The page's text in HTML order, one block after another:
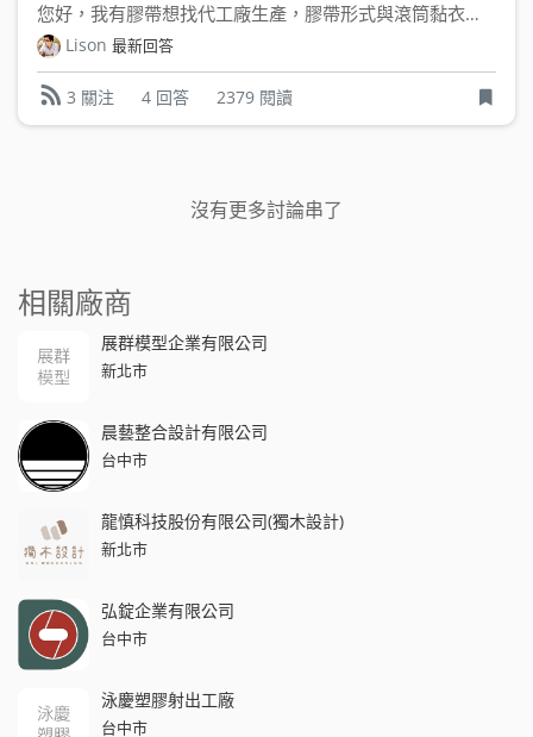
您好，我有膠帶想找代工廠生產，膠帶形式與滾筒黏衣服的高黏性膠...
Lison 最新回答
3 關注 4 回答 2379 閱讀
沒有更多討論串了
相關廠商
展群模型企業有限公司
新北市
晨藝整合設計有限公司
台中市
龍慎科技股份有限公司(獨木設計)
新北市
弘錠企業有限公司
台中市
泳慶塑膠射出工廠
台中市